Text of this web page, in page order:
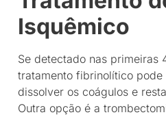
Isquêmico
Se detectado nas primeiras
tratamento fibrinolítico
dissolver os coágulos e
Outra opção é a